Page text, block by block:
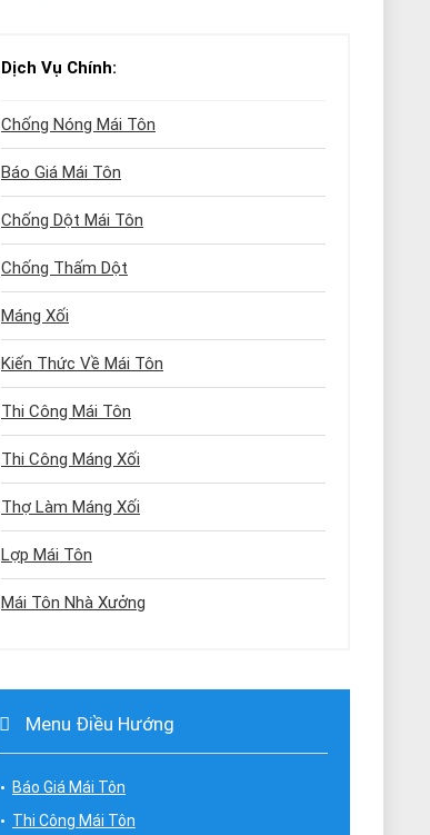
Dịch Vụ Chính:
Chống Nóng Mái Tôn
Báo Giá Mái Tôn
Chống Dột Mái Tôn
Chống Thấm Dột
Máng Xối
Kiến Thức Về Mái Tôn
Thi Công Mái Tôn
Thi Công Máng Xối
Thợ Làm Máng Xối
Lợp Mái Tôn
Mái Tôn Nhà Xưởng
Menu Điều Hướng
Báo Giá Mái Tôn
Thi Công Mái Tôn